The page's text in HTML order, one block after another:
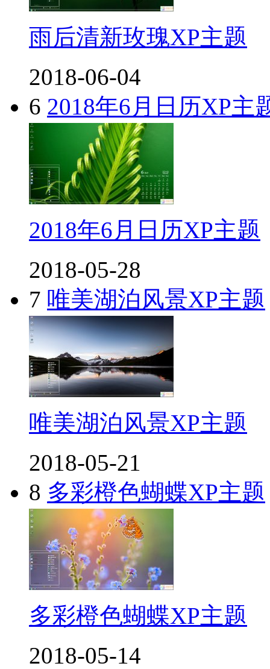
雨后清新玫瑰XP主题
2018-06-04
6 2018年6月日历XP主
2018年6月日历XP主题
2018-05-28
7 唯美湖泊风景XP主题
唯美湖泊风景XP主题
2018-05-21
8 多彩橙色蝴蝶XP主题
多彩橙色蝴蝶XP主题
2018-05-14